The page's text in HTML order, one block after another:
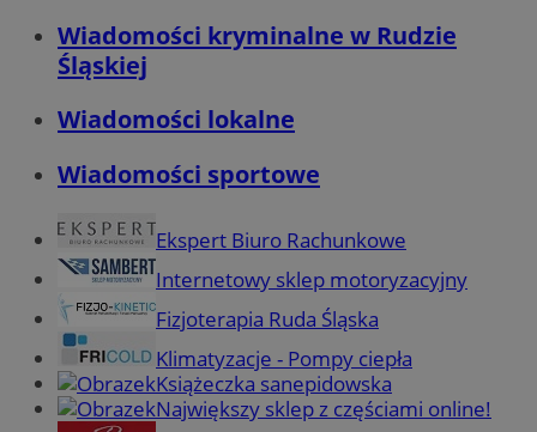
Wiadomości kryminalne w Rudzie
Śląskiej
Wiadomości lokalne
Wiadomości sportowe
Ekspert Biuro Rachunkowe
Internetowy sklep motoryzacyjny
Fizjoterapia Ruda Śląska
Klimatyzacje - Pompy ciepła
Książeczka sanepidowska
Największy sklep z częściami online!